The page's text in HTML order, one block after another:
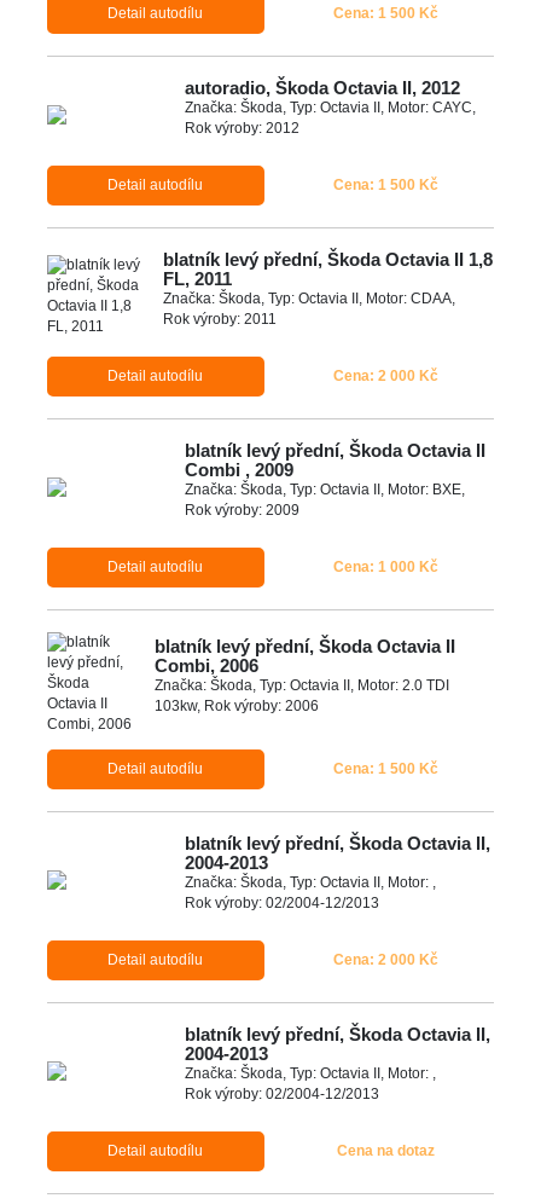
Detail autodílu Cena: 1 500 Kč
autoradio, Škoda Octavia II, 2012
Značka: Škoda, Typ: Octavia II, Motor: CAYC,
Rok výroby: 2012
Detail autodílu Cena: 1 500 Kč
blatník levý přední, Škoda Octavia II 1,8
FL, 2011
Značka: Škoda, Typ: Octavia II, Motor: CDAA,
Rok výroby: 2011
Detail autodílu Cena: 2 000 Kč
blatník levý přední, Škoda Octavia II
Combi , 2009
Značka: Škoda, Typ: Octavia II, Motor: BXE,
Rok výroby: 2009
Detail autodílu Cena: 1 000 Kč
blatník levý přední, Škoda Octavia II
Combi, 2006
Značka: Škoda, Typ: Octavia II, Motor: 2.0 TDI
103kw, Rok výroby: 2006
Detail autodílu Cena: 1 500 Kč
blatník levý přední, Škoda Octavia II,
2004-2013
Značka: Škoda, Typ: Octavia II, Motor: ,
Rok výroby: 02/2004-12/2013
Detail autodílu Cena: 2 000 Kč
blatník levý přední, Škoda Octavia II,
2004-2013
Značka: Škoda, Typ: Octavia II, Motor: ,
Rok výroby: 02/2004-12/2013
Detail autodílu Cena na dotaz